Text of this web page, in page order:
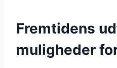
Fremtidens
muligheder